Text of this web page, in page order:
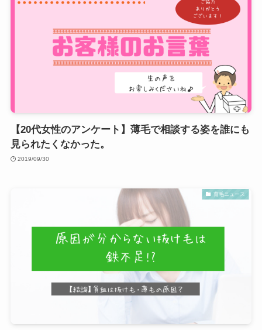
【20代女性のアンケート】薄毛で相談する姿を誰にも
見られたくなかった。
2019/09/30
育毛ニュース